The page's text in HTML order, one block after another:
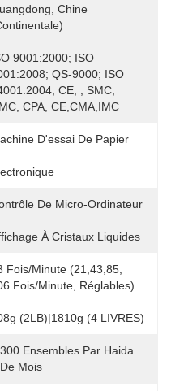
Chine
9001:2000; ISO
QS-9000; ISO
CE, , SMC,
CPA, CE,CMA,IMC
D'essai De Papier
De Micro-Ordinateur
À Cristaux Liquides
Fois/minute (21,43,85,
Fois/minute, Réglables)
(2LB)|1810g (4 LIVRES)
300 Ensembles Par Haida
De Mois